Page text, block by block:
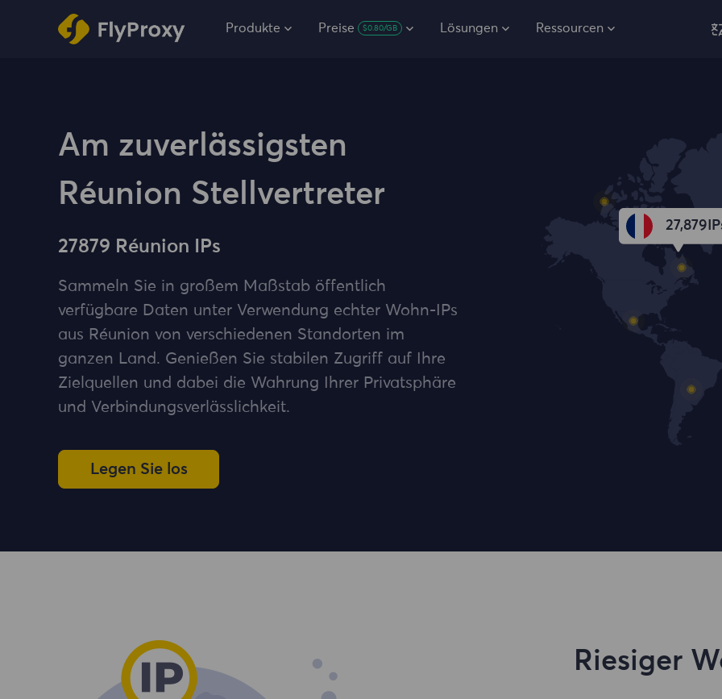
Produkte Preise $0.80/GB Lösungen Ressourcen
Am zuverlässigsten
Réunion Stellvertreter
27879 Réunion IPs
Sammeln Sie in großem Maßstab öffentlich
verfügbare Daten unter Verwendung echter Wohn-IPs
aus Réunion von verschiedenen Standorten im
ganzen Land. Genießen Sie stabilen Zugriff auf Ihre
Zielquellen und dabei die Wahrung Ihrer Privatsphäre
und Verbindungsverlässlichkeit.
Legen Sie los
27,879
Riesiger